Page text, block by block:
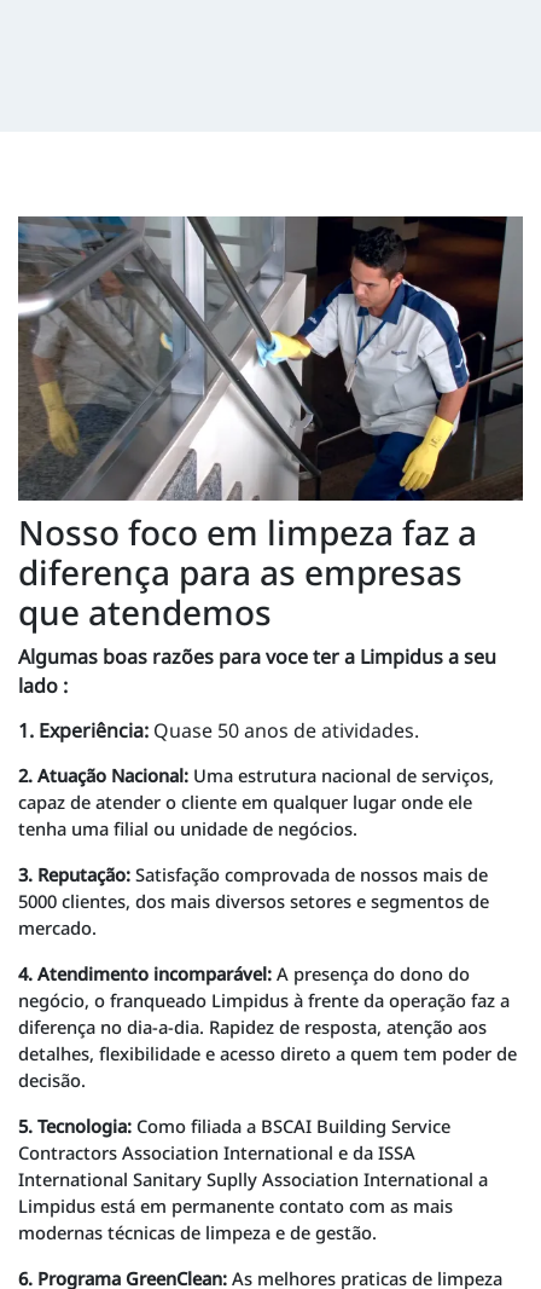
Nosso foco em limpeza faz a
diferença para as empresas
que atendemos
Algumas boas razões para voce ter a Limpidus a seu
lado :
1. Experiência: Quase 50 anos de atividades.
2. Atuação Nacional: Uma estrutura nacional de serviços,
capaz de atender o cliente em qualquer lugar onde ele
tenha uma filial ou unidade de negócios.
3. Reputação: Satisfação comprovada de nossos mais de
5000 clientes, dos mais diversos setores e segmentos de
mercado.
4. Atendimento incomparável: A presença do dono do
negócio, o franqueado Limpidus à frente da operação faz a
diferença no dia-a-dia. Rapidez de resposta, atenção aos
detalhes, flexibilidade e acesso direto a quem tem poder de
decisão.
5. Tecnologia: Como filiada a BSCAI Building Service
Contractors Association International e da ISSA
International Sanitary Suplly Association International a
Limpidus está em permanente contato com as mais
modernas técnicas de limpeza e de gestão.
6. Programa GreenClean: As melhores praticas de limpeza